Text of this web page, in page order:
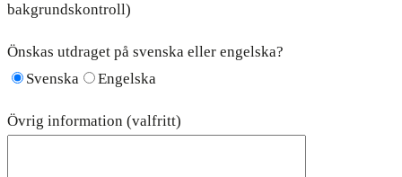
bakgrundskontroll)
Önskas utdraget på svenska eller engelska?
Svenska
Engelska
Övrig information (valfritt)